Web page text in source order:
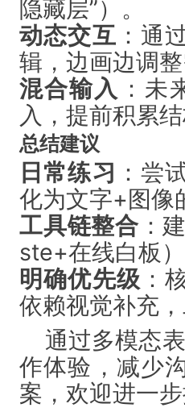
隐藏层”）。
动态交互 ：通
辑，边画边调整
混合输入 ：
入，提前积累
总结建议
日常练习 ：尝
化为文字+图像
工具链整合：
ste+在线白板
明确优先级 ：
依赖视觉补充，
通过多模态
作体验，减少
案，欢迎进一步